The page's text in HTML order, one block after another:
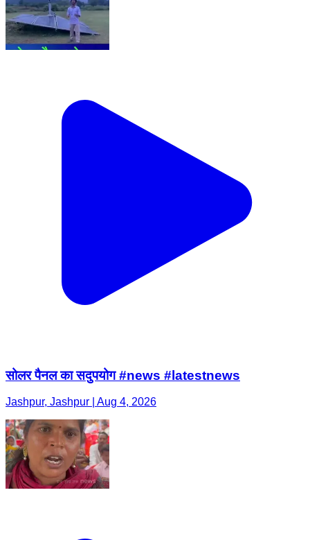
सोलर पैनल का सदुपयोग #news #latestnews
Jashpur, Jashpur | Aug 4, 2026